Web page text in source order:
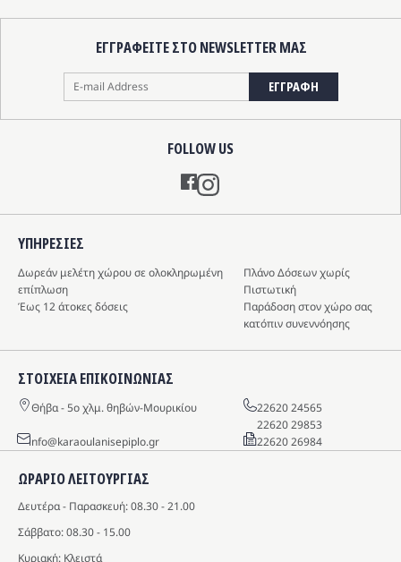
FOLLOW US
Instagram
ΕΓΓΡΑΦΕΙΤΕ ΣΤΟ NEWSLETTER ΜΑΣ
ΕΓΓΡΑΦΗ
ΩΡΑΡΙΟ ΛΕΙΤΟΥΡΓΙΑΣ
Δευτέρα - Παρασκευή: 08.30 - 21.00
Σάββατο: 08.30 - 15.00
Κυριακή: Κλειστά
ΥΠΗΡΕΣIΕΣ
Δωρεάν μελέτη χώρου σε ολοκληρωμένη
επίπλωση
Πλάνο Δόσεων χωρίς
Πιστωτική
Έως 12 άτοκες δόσεις
Παράδοση στον χώρο σας
κατόπιν συνεννόησης
ΣΤΟΙΧΕΙΑ ΕΠΙΚΟΙΝΩΝΙΑΣ
Θήβα - 5o χλμ. θηβών-Μουρικίου
22620 24565
22620 29853
info@karaoulanisepiplo.gr
22620 26984